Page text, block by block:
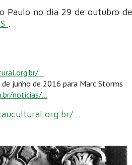
Paulo no dia 29 de outubro
.
...
junho de 2016 para Marc Storms
noticias/...
...